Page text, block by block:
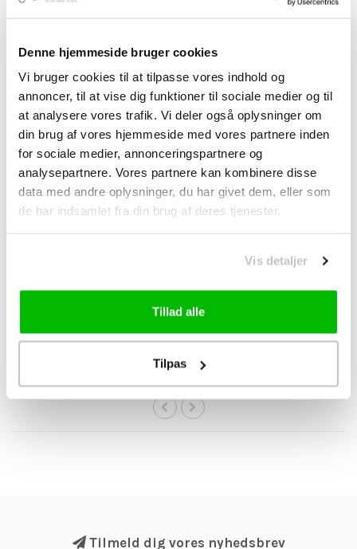
Denne hjemmeside bruger cookies
Vi bruger cookies til at tilpasse vores indhold og
annoncer, til at vise dig funktioner til sociale medier og til
at analysere vores trafik. Vi deler også oplysninger om
din brug af vores hjemmeside med vores partnere inden
for sociale medier, annonceringspartnere og
analysepartnere. Vores partnere kan kombinere disse
data med andre oplysninger, du har givet dem, eller som
de har indsamlet fra din brug af deres tjenester.
Vis detaljer
Tillad alle
Tilpas
Relaterede produkter
TILBUD -10%
Connector Tang
montering af din KMC eller
TILBUD -10%
Remover Tang
Med denne tang kan du
nemt fjerne din KMC eller
lukningslink. Ta..
DKK 99,00
Tilmeld dig vores nyhedsbrev